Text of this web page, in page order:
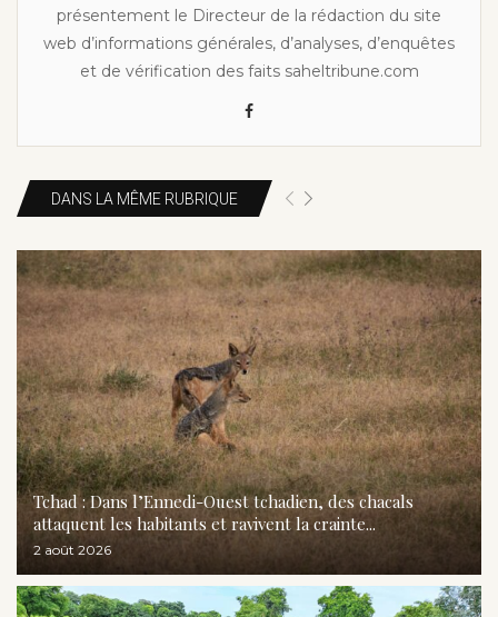
présentement le Directeur de la rédaction du site
web d’informations générales, d’analyses, d’enquêtes
et de vérification des faits saheltribune.com
DANS LA MÊME RUBRIQUE
Tchad : Dans l’Ennedi-Ouest tchadien, des chacals
attaquent les habitants et ravivent la crainte...
2 août 2026